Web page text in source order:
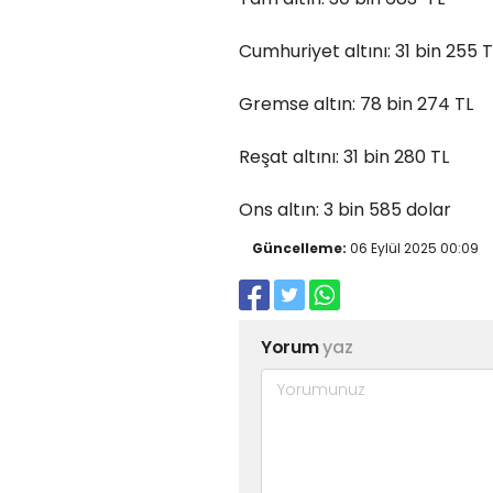
Cumhuriyet altını: 31 bin 255
Gremse altın: 78 bin 274 TL
Reşat altını: 31 bin 280 TL
Ons altın: 3 bin 585 dolar
Güncelleme: 06 Eylül 2025 00:09
Yorumyaz